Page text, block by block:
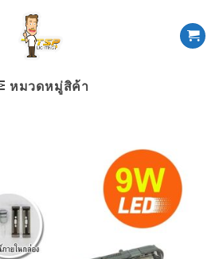
หมวดหมู่สิค้า